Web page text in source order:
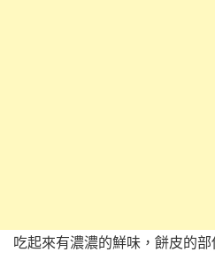
吃起來有濃濃的鮮味， 餅皮的部